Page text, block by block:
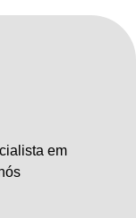
em